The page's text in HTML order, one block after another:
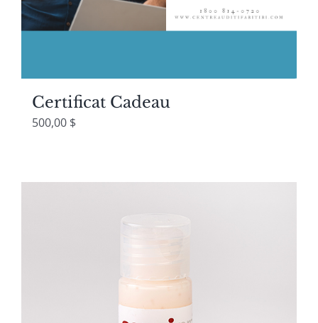
Certificat Cadeau
500,00 $